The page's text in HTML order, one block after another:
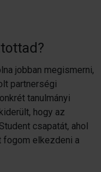
jobban megismerni,
partnerségi
tanulmányi
hogy az
csapatát, ahol
fogom elkezdeni a